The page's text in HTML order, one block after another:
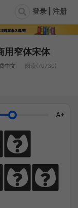
登录 | 注册
用窄体宋体
中文
阅读(70730)
A+
见